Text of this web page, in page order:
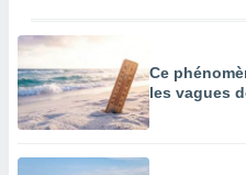
Ce
les vagues